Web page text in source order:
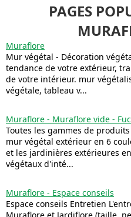
PAGES
Muraflore
Mur végétal - Décoration
tendance de votre extérieur,
de votre intérieur. mur
végétale, tableau v...
Muraflore - Muraflore vide -
Toutes les gammes de
mur végétal extérieur en 6
et les jardinières extérieures
végétaux d'inté...
Muraflore - Espace conseils
Espace conseils Entretien
Muraflore et Jardiflore (taille,